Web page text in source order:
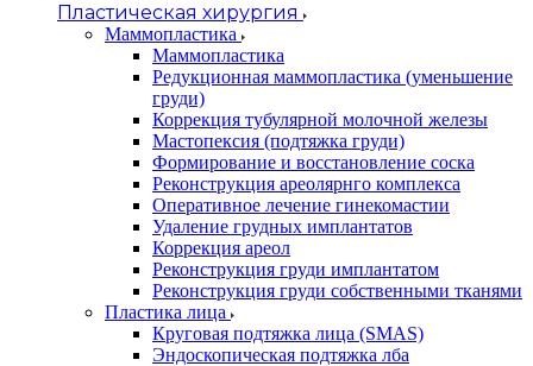
Пластическая хирургия
Маммопластика
Маммопластика
Редукционная маммопластика (уменьшение
груди)
Коррекция тубулярной молочной железы
Мастопексия (подтяжка груди)
Формирование и восстановление соска
Реконструкция ареолярнго комплекса
Оперативное лечение гинекомастии
Удаление грудных имплантатов
Коррекция ареол
Реконструкция груди имплантатом
Реконструкция груди собственными тканями
Пластика лица
Круговая подтяжка лица (SMAS)
Эндоскопическая подтяжка лба